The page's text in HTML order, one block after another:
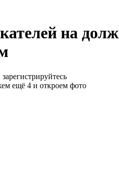
на
ещё 4 и откроем фото